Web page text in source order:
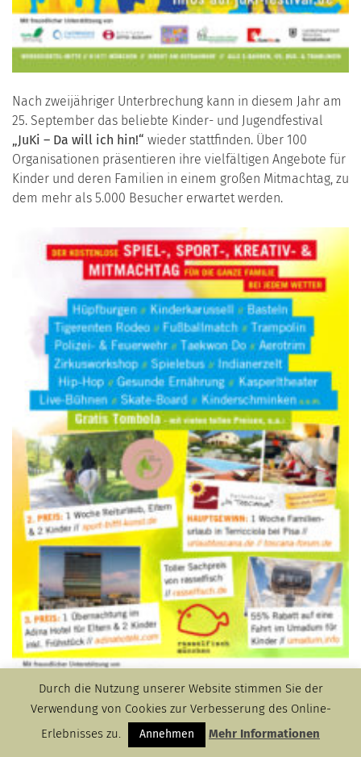
Nach zweijähriger Unterbrechung kann in diesem Jahr am
25. September das beliebte Kinder- und Jugendfestival
„JuKi – Da will ich hin!“ wieder stattfinden. Über 100
Organisationen präsentieren ihre vielfältigen Angebote für
Kinder und deren Familien in einem großen Mitmachtag, zu
dem mehr als 5.000 Besucher erwartet werden.
Die Stiftung Otto Eckart unterstützt das Festival gemeinsam
mit weiteren Initiatoren, wie der BayWa Stiftung, der
Durch die Nutzung unserer Website stimmen Sie der
Verwendung von Cookies zur Verbesserung des Online-
Erlebnisses zu.
Annehmen Mehr Informationen